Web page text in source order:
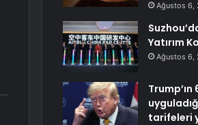
Ağustos 6,
Yatırım
Ağustos 6,
tarifeleri